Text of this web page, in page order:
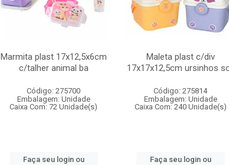
Marmita plast 17x12,5x6cm
c/talher animal ba
Código: 275700
Embalagem: Unidade
Caixa Com: 72 Unidade(s)
Faça seu login ou
Maleta plast c/div
17x17x12,5cm ursinhos
Código: 275814
Embalagem: Unidade
Caixa Com: 240 Unidade(s)
Faça seu login ou